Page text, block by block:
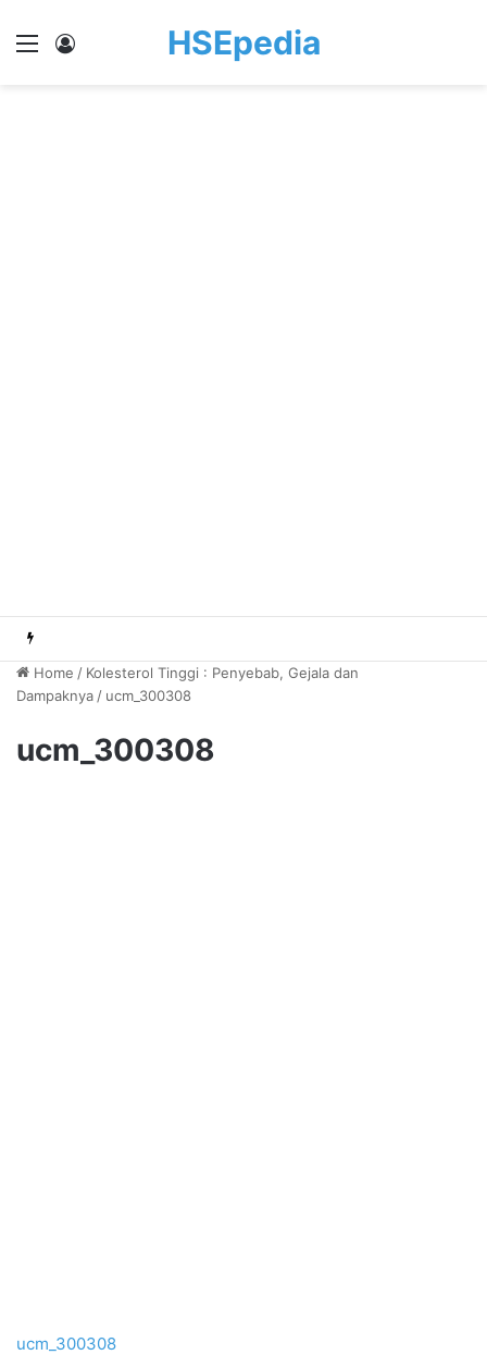
Menu HSEpedia
Home / Kolesterol Tinggi : Penyebab, Gejala dan
Dampaknya / ucm_300308
ucm_300308
ucm_300308